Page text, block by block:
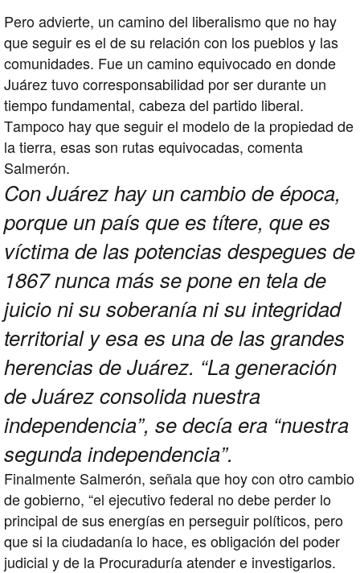
Pero advierte, un camino del liberalismo que no hay
que seguir es el de su relación con los pueblos y las
comunidades. Fue un camino equivocado en donde
Juárez tuvo corresponsabilidad por ser durante un
tiempo fundamental, cabeza del partido liberal.
Tampoco hay que seguir el modelo de la propiedad de
la tierra, esas son rutas equivocadas, comenta
Salmerón.
Con Juárez hay un cambio de época,
porque un país que es títere, que es
víctima de las potencias despegues de
1867 nunca más se pone en tela de
juicio ni su soberanía ni su integridad
territorial y esa es una de las grandes
herencias de Juárez. “La generación
de Juárez consolida nuestra
independencia”, se decía era “nuestra
segunda independencia”.
Finalmente Salmerón, señala que hoy con otro cambio
de gobierno, “el ejecutivo federal no debe perder lo
principal de sus energías en perseguir políticos, pero
que si la ciudadanía lo hace, es obligación del poder
judicial y de la Procuraduría atender e investigarlos.